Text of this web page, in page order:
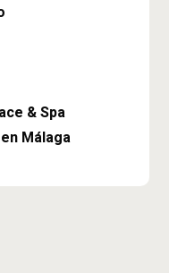
& Spa
Málaga